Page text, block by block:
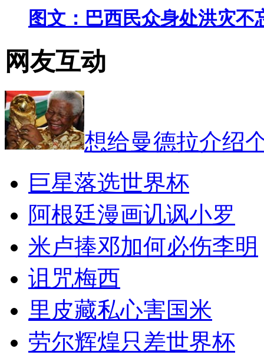
图文：巴西民众身处洪灾不
网友互动
想给曼德拉介绍
巨星落选世界杯
阿根廷漫画讥讽小罗
米卢捧邓加何必伤李明
诅咒梅西
里皮藏私心害国米
劳尔辉煌只差世界杯